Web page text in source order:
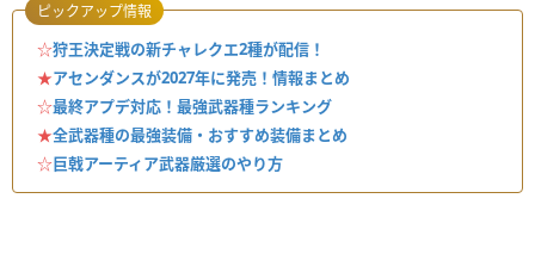
☆狩王決定戦の新チャレクエ2種が配信！
★アセンダンスが2027年に発売！情報まとめ
☆最終アプデ対応！最強武器種ランキング
★全武器種の最強装備・おすすめ装備まとめ
☆巨戟アーティア武器厳選のやり方
ピックアップ情報